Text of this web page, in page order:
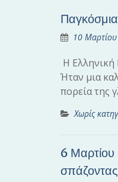
10
Η Ελληνική
Ήταν μια
πορεία της
Χωρίς
6 Μαρτίου